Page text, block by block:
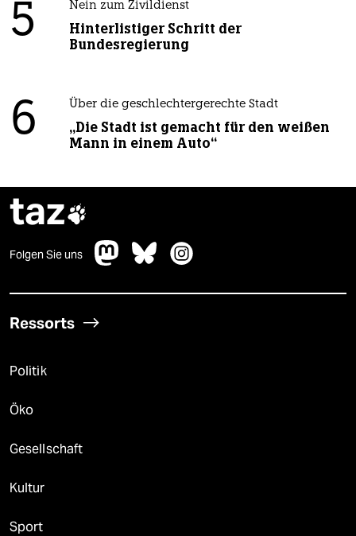
5 Nein zum Zivildienst
Hinterlistiger Schritt der
Bundesregierung
6 Über die geschlechtergerechte Stadt
„Die Stadt ist gemacht für den weißen
Mann in einem Auto“
taz
Folgen Sie uns
Ressorts
Politik
Öko
Gesellschaft
Kultur
Sport